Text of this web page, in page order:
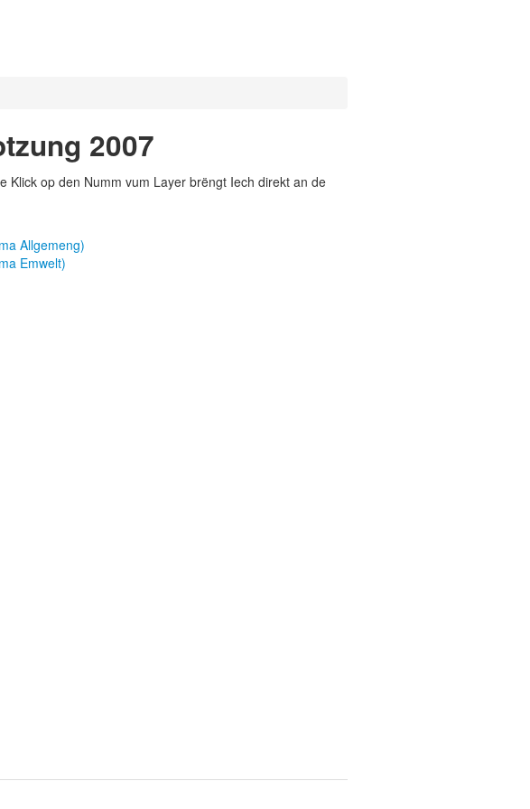
2007
Klick op den Numm vum Layer brëngt Iech direkt an de
Allgemeng)
Emwelt)